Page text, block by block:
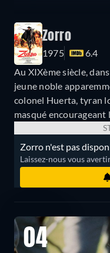
Zorro
1975
6.4
Au XIXème siècle,
jeune noble
colonel Huerta, tyran
masqué encourageant
Zorro n'est pas
Laissez-nous vous
04